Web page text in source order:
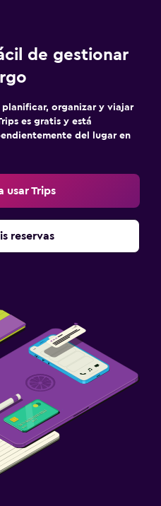
de gestionar
planificar, organizar y viajar
es gratis y está
del lugar en
usar Trips
reservas